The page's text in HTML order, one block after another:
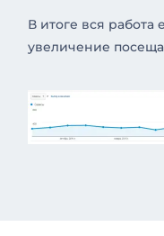
В итоге вся работа
увеличение